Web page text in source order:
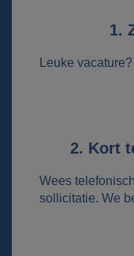
1.
Leuke
2. Kort
Wees
sollicitatie. We